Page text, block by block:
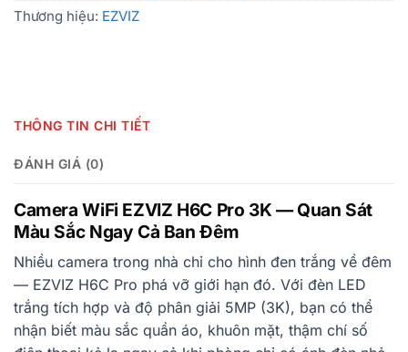
Thương hiệu: EZVIZ
THÔNG TIN CHI TIẾT
ĐÁNH GIÁ (0)
Camera WiFi EZVIZ H6C Pro 3K — Quan Sát
Màu Sắc Ngay Cả Ban Đêm
Nhiều camera trong nhà chỉ cho hình đen trắng về đêm
— EZVIZ H6C Pro phá vỡ giới hạn đó. Với đèn LED
trắng tích hợp và độ phân giải 5MP (3K), bạn có thể
nhận biết màu sắc quần áo, khuôn mặt, thậm chí số